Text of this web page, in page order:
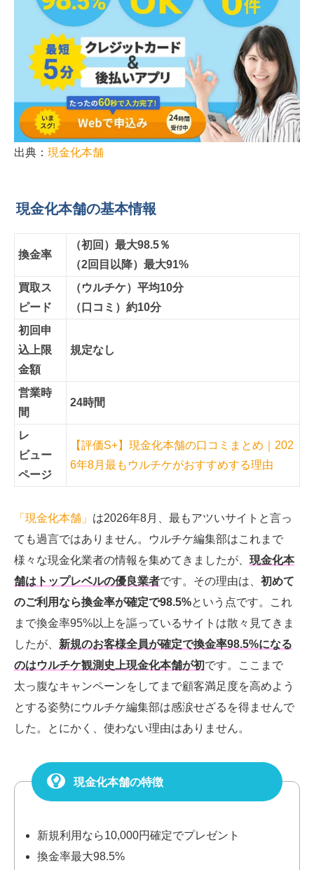
出典： 現金化本舗
現金化本舗の基本情報
換金率
（初回）最大98.5％
（2回目以降）最大91%
買取ス
ピード
（ウルチケ）平均10分
（口コミ）約10分
初回申
込上限
金額
規定なし
営業時
間
24時間
レ
ビュー
ページ
【評価S+】現金化本舗の口コミまとめ｜202
6年8月最もウルチケがおすすめする理由
「現金化本舗」 は2026年8月、最もアツいサイトと言っ
ても過言ではありません。ウルチケ編集部はこれまで
様々な現金化業者の情報を集めてきましたが、 現金化本
舗はトップレベルの優良業者です。その理由は、 初めて
のご利用なら換金率が確定で98.5%という点です。これ
まで換金率95%以上を謳っているサイトは散々見てきま
したが、 新規のお客様全員が確定で換金率98.5%になる
のはウルチケ観測史上現金化本舗が初です。
ここまで
太っ腹なキャンペーンをしてまで顧客満足度を高めよう
とする姿勢にウルチケ編集部は感涙せざるを得ませんで
した。とにかく、使わない理由はありません。
現金化本舗の特徴
新規利用なら10,000円確定でプレゼント
換金率最大98.5%